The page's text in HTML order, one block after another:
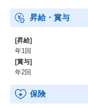
昇給・賞与
[昇給]
年1回
[賞与]
年2回
保険